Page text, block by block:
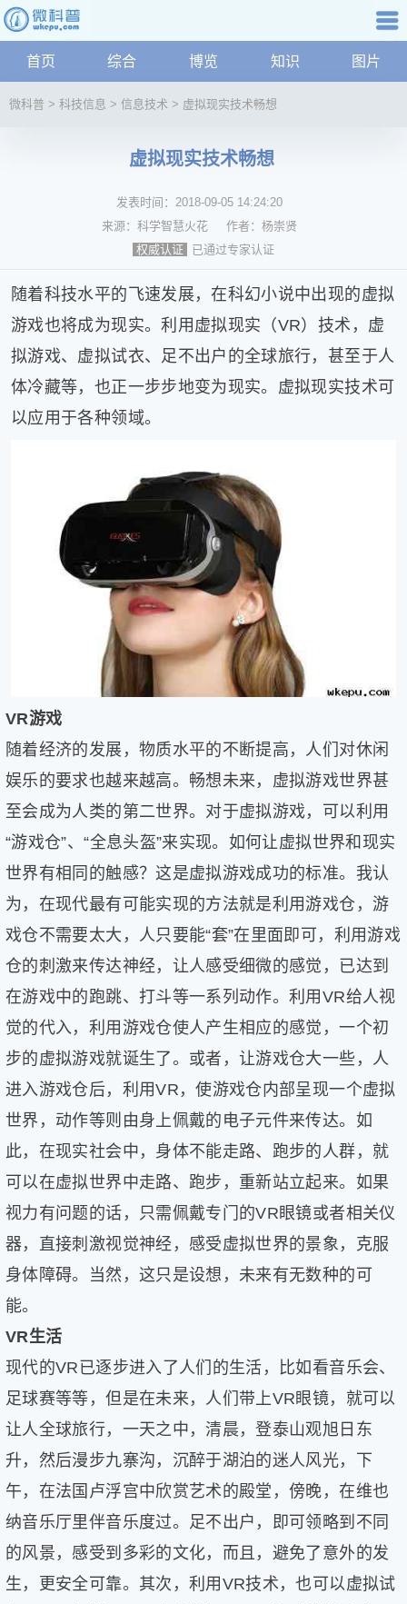
科普知识 航
首页 综合 博览 知识 图片
学
科
技
文
化
健
奇
趣
问
答
图
片
动
更
﹥
微科普 > 科技信息 > 信息技术 > 虚拟现实技术畅想
虚拟现实技术畅想
发表时间： 2018-09-05 14:24:20
来源： 科学智慧火花 作者： 杨崇贤
权威认证
已通过专家认证
随着科技水平的飞速发展，在科幻小说中出现的虚拟
游戏也将成为现实。利用虚拟现实（VR）技术，虚
拟游戏、虚拟试衣、足不出户的全球旅行，甚至于人
体冷藏等，也正一步步地变为现实。虚拟现实技术可
以应用于各种领域。
VR游戏
随着经济的发展，物质水平的不断提高，人们对休闲
娱乐的要求也越来越高。畅想未来，虚拟游戏世界甚
至会成为人类的第二世界。对于虚拟游戏，可以利用
“游戏仓”、“全息头盔”来实现。如何让虚拟世界和现实
世界有相同的触感？这是虚拟游戏成功的标准。我认
为，在现代最有可能实现的方法就是利用游戏仓，游
戏仓不需要太大，人只要能“套”在里面即可，利用游戏
仓的刺激来传达神经，让人感受细微的感觉，已达到
在游戏中的跑跳、打斗等一系列动作。利用VR给人视
觉的代入，利用游戏仓使人产生相应的感觉，一个初
步的虚拟游戏就诞生了。或者，让游戏仓大一些，人
进入游戏仓后，利用VR，使游戏仓内部呈现一个虚拟
世界，动作等则由身上佩戴的电子元件来传达。如
此，在现实社会中，身体不能走路、跑步的人群，就
可以在虚拟世界中走路、跑步，重新站立起来。如果
视力有问题的话，只需佩戴专门的VR眼镜或者相关仪
器，直接刺激视觉神经，感受虚拟世界的景象，克服
身体障碍。当然，这只是设想，未来有无数种的可
能。
VR生活
现代的VR已逐步进入了人们的生活，比如看音乐会、
足球赛等等，但是在未来，人们带上VR眼镜，就可以
让人全球旅行，一天之中，清晨，登泰山观旭日东
升，然后漫步九寨沟，沉醉于湖泊的迷人风光，下
午，在法国卢浮宫中欣赏艺术的殿堂，傍晚，在维也
纳音乐厅里伴音乐度过。足不出户，即可领略到不同
的风景，感受到多彩的文化，而且，避免了意外的发
生，更安全可靠。其次，利用VR技术，也可以虚拟试